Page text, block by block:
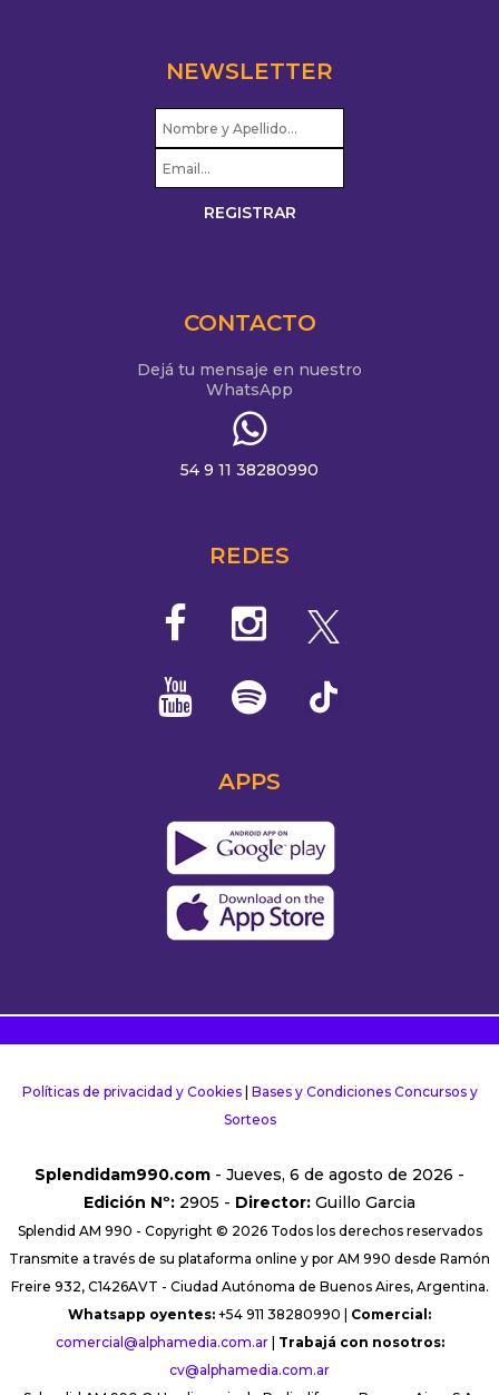
NEWSLETTER
CONTACTO
Dejá tu mensaje en nuestro
WhatsApp
54 9 11 38280990
REDES
APPS
Políticas de privacidad y Cookies| Bases y Condiciones Concursos y
Sorteos
Splendidam990.com - Jueves, 6 de agosto de 2026 -
Edición Nº: 2905 - Director: Guillo Garcia
Splendid AM 990 - Copyright © 2026 Todos los derechos reservados
Transmite a través de su plataforma online y por AM 990 desde Ramón
Freire 932, C1426AVT - Ciudad Autónoma de Buenos Aires, Argentina.
Whatsapp oyentes: +54 911 38280990 | Comercial:
comercial@alphamedia.com.ar| Trabajá con nosotros:
cv@alphamedia.com.ar